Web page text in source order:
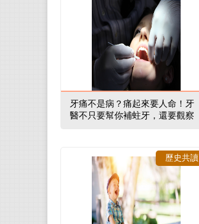
牙痛不是病？痛起來要人命！牙
醫不只要幫你補蛀牙，還要觀察
歷史共讀